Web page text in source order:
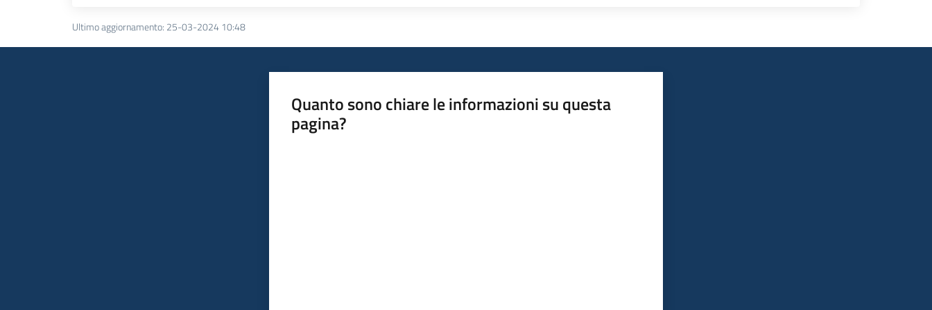
Ultimo aggiornamento: 25-03-2024 10:48
Quanto sono chiare le informazioni su questa
pagina?